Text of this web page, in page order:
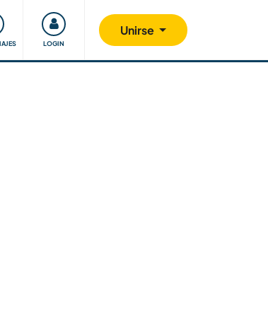
LOGIN
Unirse
Nos implicamos